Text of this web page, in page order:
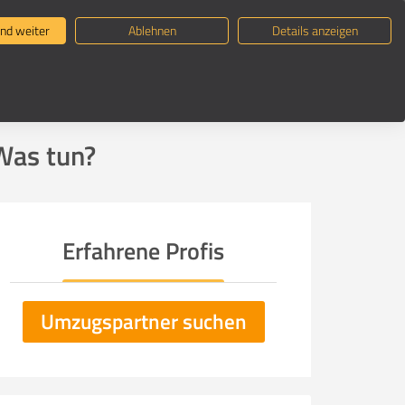
suchen Umzugsratgeber
tun?
Erfahrene Profis
Umzugspartner suchen
weiter Ablehnen Details anzeigen